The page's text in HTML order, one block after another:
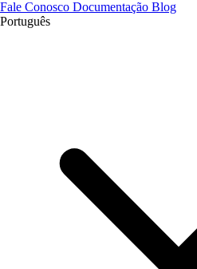
Fale Conosco Documentação Blog
Português